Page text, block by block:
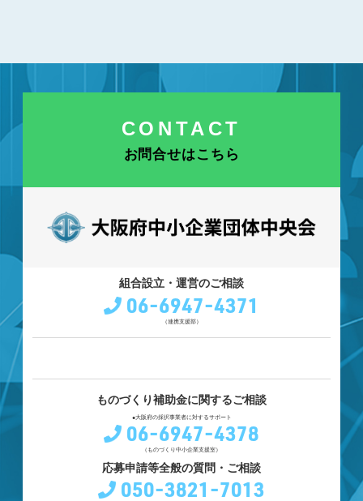
CONTACT
お問合せはこちら
組合設立・運営のご相談
06-6947-4371
（連携支援部）
ものづくり補助金に関するご相談
●大阪府の採択事業者に対するサポート
06-6947-4378
（ものづくり中小企業支援室）
応募申請等全般の質問・ご相談
050-3821-7013